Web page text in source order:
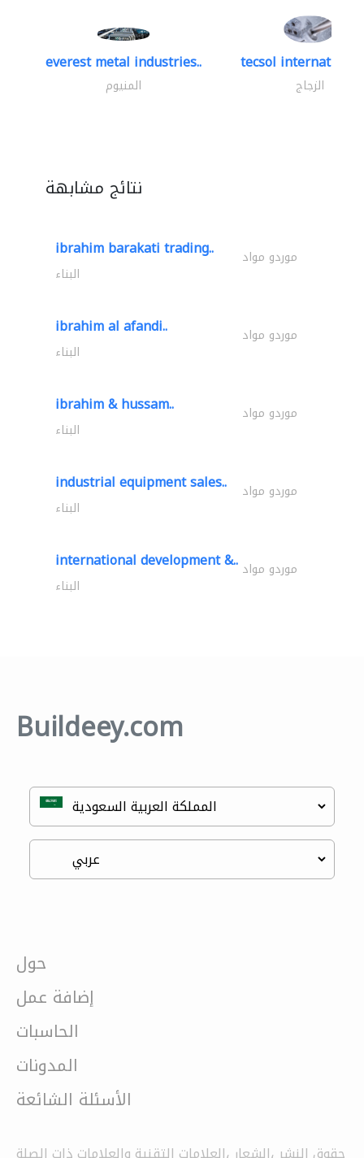
everest metal industries..
المنيوم
tecsol
الزجاج
نتائج مشابهة
ibrahim barakati trading.. موردو مواد
البناء
ibrahim al afandi.. موردو مواد
البناء
ibrahim & hussam.. موردو مواد
البناء
industrial equipment sales.. موردو مواد
البناء
international development &.. موردو مواد
البناء
Buildeey.com
حول
إضافة عمل
الحاسبات
المدونات
الأسئلة الشائعة